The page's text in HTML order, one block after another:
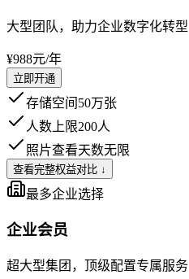
大型团队，助力企业数字化转型
¥988元/年
立即开通
存储空间 50万张
人数上限200人
照片查看天数无限
查看完整权益对比 ↓
最多企业选择
企业会员
超大型集团，顶级配置专属服务